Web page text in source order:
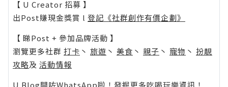
【 U Creator 招募 】
出Post賺現金獎賞 l 登記《社群創作有價企劃》
【 睇Post + 參加品牌活動 】
瀏覽更多社群 打卡 丶 旅遊 丶 美食 丶 親子 丶 寵物 丶 扮靚
攻略及 活動情報
U Blog開咗WhatsApp啦！發掘更多吃喝玩樂資訊！